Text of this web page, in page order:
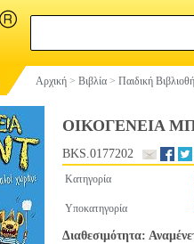
Αρχική > Βιβλία > Παιδική
ΟΙΚΟΓΕΝΕΙΑ
BKS.0177202
Κατηγορία
Υποκατηγορία
Διαθεσιμότητα: